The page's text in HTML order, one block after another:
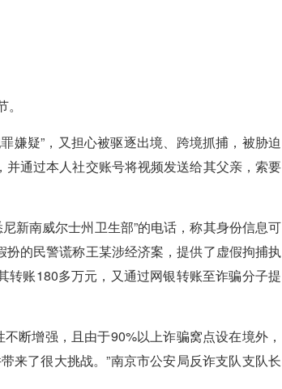
疑”，又担心被驱逐出境、跨境抓捕，被胁迫
通过本人社交账号将视频发送给其父亲，索要
南威尔士州卫生部”的电话，称其身份信息可
的民警谎称王某涉经济案，提供了虚假拘捕执
转账180多万元，又通过网银转账至诈骗分子提
断增强，且由于90%以上诈骗窝点设在境外，
来了很大挑战。”南京市公安局反诈支队支队长